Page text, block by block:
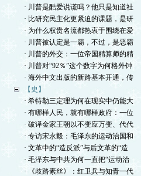
· 川普是酷爱说谎吗？他只是知道社
· 比研究民主化更紧迫的课题，是研
· 为什么权贵名流都热衷于围绕在爱
· 川普被认定是一霸，不过，是恶霸
· 川普的外交：一位帝国精算师的精
· 川普对“92％”这个数字为何格外钟
· 海外中文出版的新路基本开通，传
【史】
· 希特勒三定理为何在现实中仍能大
· 有哪样人民，就有哪样政府：一位
· 破译金家王朝以不变应万变、代代
· 专访宋永毅：毛泽东的运动治国和
· 文革中的“造反派”与后文革的“造
· 毛泽东与中共为何一直把“运动治
· 《歧路素丝》：红卫兵与知青一代